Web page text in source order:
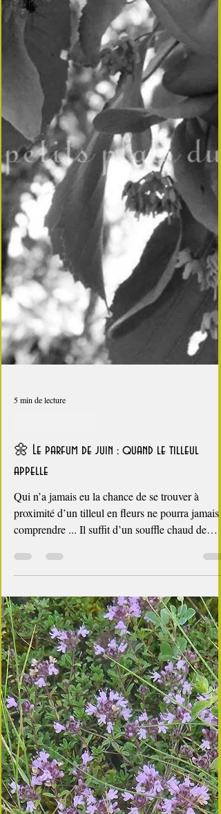
d'Afrque &
d'Orient
5 min de lecture
cuisine des fleurs
🌼 Le parfum de juin : quand le tilleul
Qui n’a jamais eu la chance de se trouver à
proximité d’un tilleul en fleurs ne pourra jamais
comprendre ... Il suffit d’un souffle chaud de
début d’été pour que mon jardin s’emplisse de ce
parfum suave, presque miellé, qui annonce la
floraison du tilleul. Ceux qui n’ont jamais eu la
chance de se tenir sous un tilleul en fleurs ne
peuvent imaginer cette sensation : un nuage doré,
vibrant du bourdonnement des abeilles, suspendu
dans l’air. Cette odeur, je la connais depuis l’